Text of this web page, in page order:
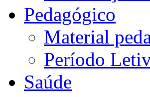
Pedagógico
Material
Período
Saúde